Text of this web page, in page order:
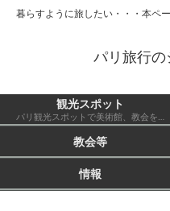
暮らすように旅したい・・・本ペ
パリ旅行の
観光スポット
パリ観光スポットで美術館、教会を除いたもの 市外も含む
教会等
情報